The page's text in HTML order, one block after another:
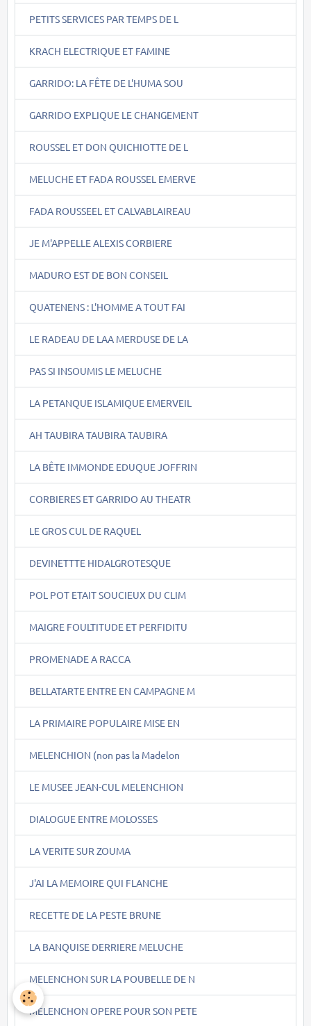
PETITS SERVICES PAR TEMPS DE L
KRACH ELECTRIQUE ET FAMINE
GARRIDO: LA FÊTE DE L'HUMA SOU
GARRIDO EXPLIQUE LE CHANGEMENT
ROUSSEL ET DON QUICHIOTTE DE L
MELUCHE ET FADA ROUSSEL EMERVE
FADA ROUSSEEL ET CALVABLAIREAU
JE M'APPELLE ALEXIS CORBIERE
MADURO EST DE BON CONSEIL
QUATENENS : L'HOMME A TOUT FAI
LE RADEAU DE LAA MERDUSE DE LA
PAS SI INSOUMIS LE MELUCHE
LA PETANQUE ISLAMIQUE EMERVEIL
AH TAUBIRA TAUBIRA TAUBIRA
LA BÊTE IMMONDE EDUQUE JOFFRIN
CORBIERES ET GARRIDO AU THEATR
LE GROS CUL DE RAQUEL
DEVINETTTE HIDALGROTESQUE
POL POT ETAIT SOUCIEUX DU CLIM
MAIGRE FOULTITUDE ET PERFIDITU
PROMENADE A RACCA
BELLATARTE ENTRE EN CAMPAGNE M
LA PRIMAIRE POPULAIRE MISE EN
MELENCHION (non pas la Madelon
LE MUSEE JEAN-CUL MELENCHION
DIALOGUE ENTRE MOLOSSES
LA VERITE SUR ZOUMA
J'AI LA MEMOIRE QUI FLANCHE
RECETTE DE LA PESTE BRUNE
LA BANQUISE DERRIERE MELUCHE
MELENCHON SUR LA POUBELLE DE N
MELENCHON OPERE POUR SON PETE